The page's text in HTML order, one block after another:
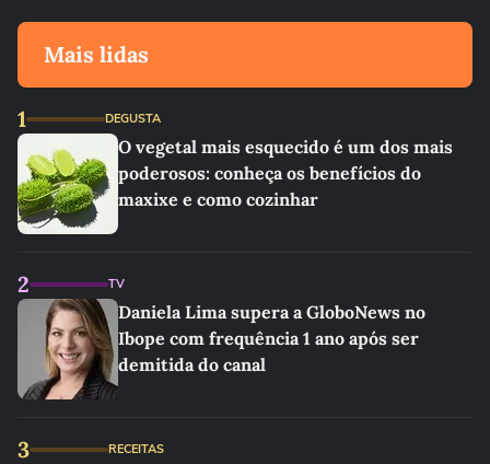
Mais lidas
1 DEGUSTA
O vegetal mais esquecido é um dos mais
poderosos: conheça os benefícios do
maxixe e como cozinhar
2 TV
Daniela Lima supera a GloboNews no
Ibope com frequência 1 ano após ser
demitida do canal
3 RECEITAS